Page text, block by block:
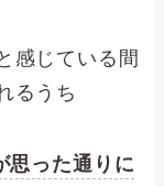
感じている間
るうち
思った通りに